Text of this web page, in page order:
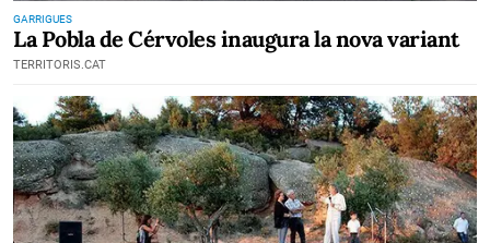
GARRIGUES
La Pobla de Cérvoles inaugura la nova variant
TERRITORIS.CAT